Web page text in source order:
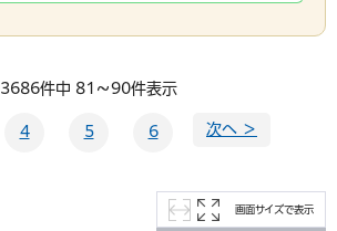
3686件中 81～90件表示
4 5 6 次へ ＞
画面サイズで表示